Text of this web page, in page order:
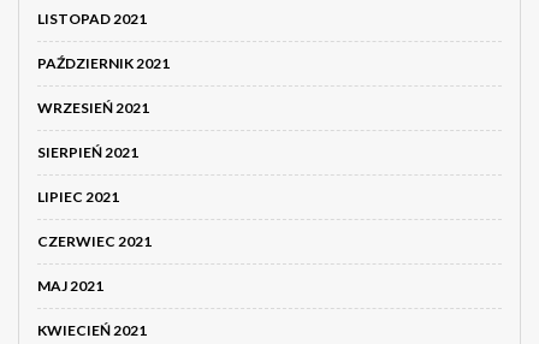
LISTOPAD 2021
PAŹDZIERNIK 2021
WRZESIEŃ 2021
SIERPIEŃ 2021
LIPIEC 2021
CZERWIEC 2021
MAJ 2021
KWIECIEŃ 2021